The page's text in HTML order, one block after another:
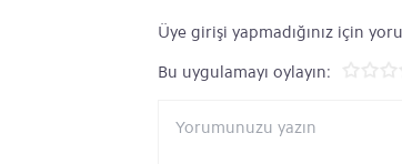
Üye girişi yapmadığınız için
Bu uygulamayı oylayın: